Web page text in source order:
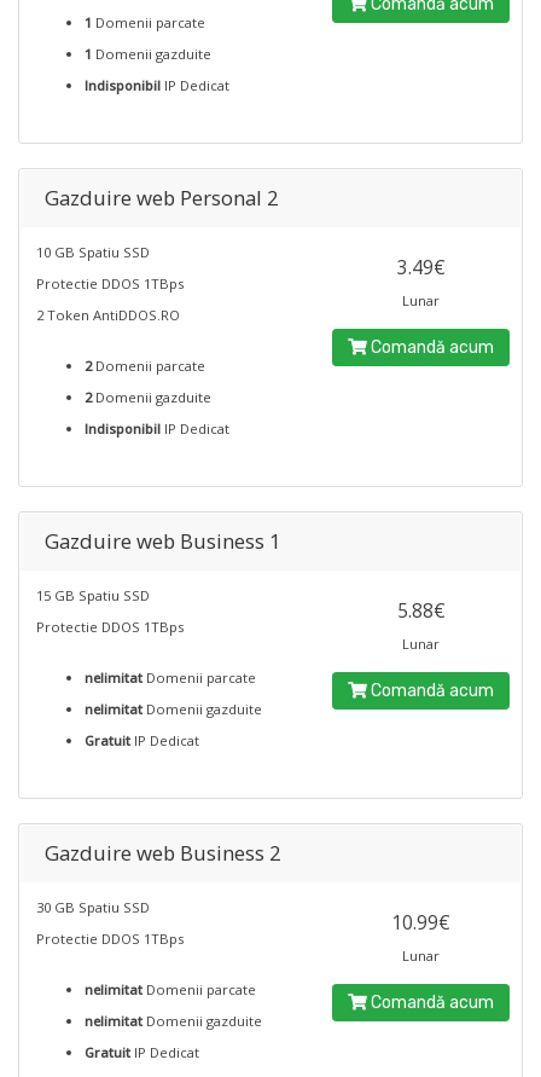
1 Domenii parcate
1 Domenii gazduite
Indisponibil IP Dedicat
Comandă acum
Gazduire web Personal 2
10 GB Spatiu SSD
Protectie DDOS 1TBps
2 Token AntiDDOS.RO
2Domenii parcate
2Domenii gazduite
Indisponibil IP Dedicat
3.49€
Lunar
Comandă acum
Gazduire web Business 1
15 GB Spatiu SSD
Protectie DDOS 1TBps
nelimitatDomenii parcate
nelimitatDomenii gazduite
GratuitIP Dedicat
5.88€
Lunar
Comandă acum
Gazduire web Business 2
30 GB Spatiu SSD
Protectie DDOS 1TBps
nelimitatDomenii parcate
nelimitatDomenii gazduite
GratuitIP Dedicat
10.99€
Lunar
Comandă acum